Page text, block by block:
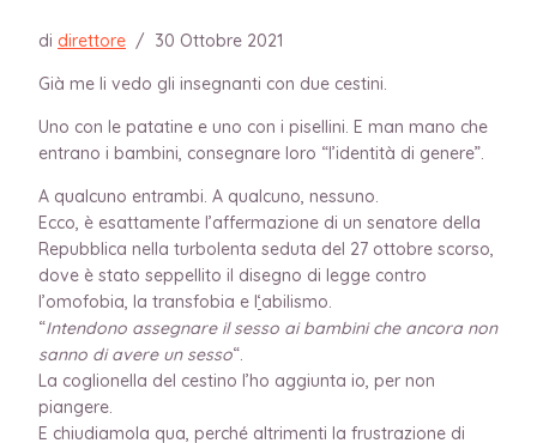
di direttore / 30 Ottobre 2021
Già me li vedo gli insegnanti con due cestini.
Uno con le patatine e uno con i pisellini. E man mano che
entrano i bambini, consegnare loro “l’identità di genere”.
A qualcuno entrambi. A qualcuno, nessuno.
Ecco, è esattamente l’affermazione di un senatore della
Repubblica nella turbolenta seduta del 27 ottobre scorso,
dove è stato seppellito il disegno di legge contro
l’omofobia, la transfobia e l‘abilismo.
“Intendono assegnare il sesso ai bambini che ancora non
sanno di avere un sesso“.
La coglionella del cestino l’ho aggiunta io, per non
piangere.
E chiudiamola qua, perché altrimenti la frustrazione di